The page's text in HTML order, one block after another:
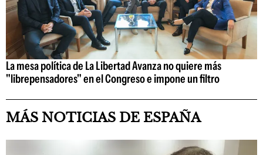
La mesa política de La Libertad Avanza no quiere más
"librepensadores" en el Congreso e impone un filtro
MÁS NOTICIAS DE ESPAÑA